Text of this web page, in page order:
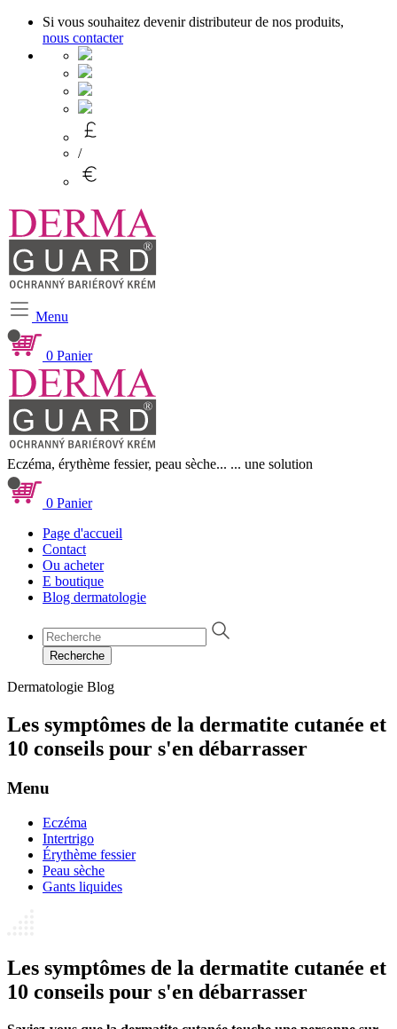
Si vous souhaitez devenir distributeur de nos produits,
nous contacter
/
Menu
0 Panier
Eczéma, érythème fessier, peau sèche... ... une solution
0 Panier
Page d'accueil
Contact
Ou acheter
E boutique
Blog dermatologie
Recherche
Dermatologie Blog
Les symptômes de la dermatite cutanée et
10 conseils pour s'en débarrasser
Menu
Eczéma
Intertrigo
Érythème fessier
Peau sèche
Gants liquides
Les symptômes de la dermatite cutanée et
10 conseils pour s'en débarrasser